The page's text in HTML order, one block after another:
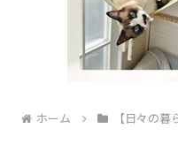
ホーム 【日々の暮